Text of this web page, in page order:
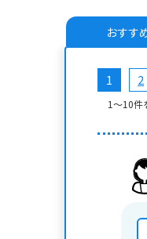
おすす
1 2
1〜10件